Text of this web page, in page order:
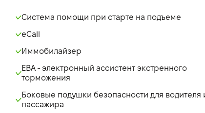
Система помощи при старте на подъеме
eCall
Иммобилайзер
EBA - электронный ассистент экстренного
торможения
Боковые подушки безопасности для водителя
пассажира